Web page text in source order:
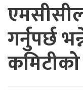
गर्नुपर्छ